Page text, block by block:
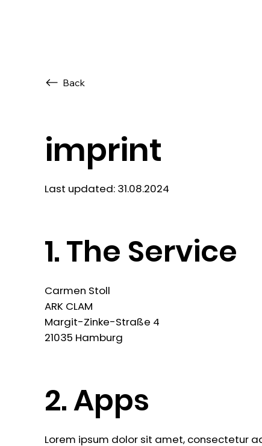
Back
imprint
Last updated: 31.08.2024
1. The Service
Carmen Stoll
ARK CLAM
Margit-Zinke-Straße 4
21035 Hamburg
2. Apps
Lorem ipsum dolor sit amet, consectetur